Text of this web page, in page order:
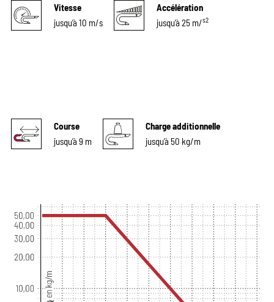
Vitesse
jusqu’à 10 m/s
Accélération
jusqu’à 25 m/s2
Course
jusqu’à 9 m
Charge additionnelle
jusqu’à 50 kg/m